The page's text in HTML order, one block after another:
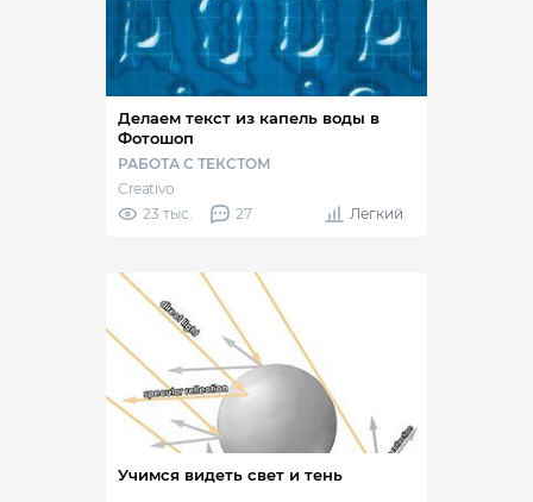
Делаем текст из капель воды в
Фотошоп
РАБОТА С ТЕКСТОМ
Creativo
23 тыс.
27 Легкий
Учимся видеть свет и тень